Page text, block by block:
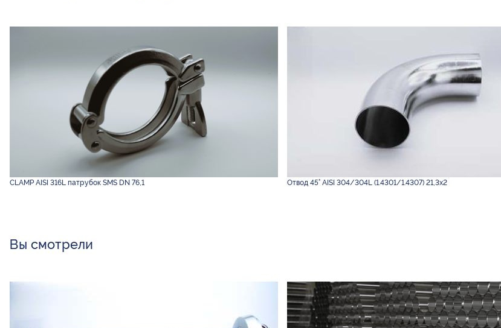
CLAMP AISI 316L патрубок SMS DN 76,1 Отвод 45° AISI 304/304L (1.4301/1.4307) 21,3х2
Вы смотрели